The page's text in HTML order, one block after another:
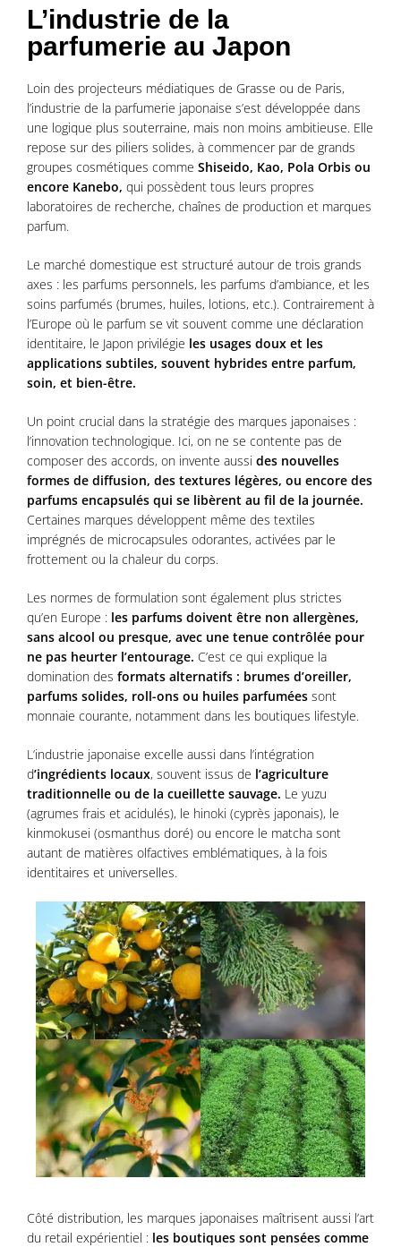
L’industrie de la
parfumerie au Japon
Loin des projecteurs médiatiques de Grasse ou de Paris,
l’industrie de la parfumerie japonaise s’est développée dans
une logique plus souterraine, mais non moins ambitieuse. Elle
repose sur des piliers solides, à commencer par de grands
groupes cosmétiques comme Shiseido, Kao, Pola Orbis ou
encore Kanebo, qui possèdent tous leurs propres
laboratoires de recherche, chaînes de production et marques
parfum.
Le marché domestique est structuré autour de trois grands
axes : les parfums personnels, les parfums d’ambiance, et les
soins parfumés (brumes, huiles, lotions, etc.). Contrairement à
l’Europe où le parfum se vit souvent comme une déclaration
identitaire, le Japon privilégie les usages doux et les
applications subtiles, souvent hybrides entre parfum,
soin, et bien-être.
Un point crucial dans la stratégie des marques japonaises :
l’innovation technologique. Ici, on ne se contente pas de
composer des accords, on invente aussi des nouvelles
formes de diffusion, des textures légères, ou encore des
parfums encapsulés qui se libèrent au fil de la journée.
Certaines marques développent même des textiles
imprégnés de microcapsules odorantes, activées par le
frottement ou la chaleur du corps.
Les normes de formulation sont également plus strictes
qu’en Europe : les parfums doivent être non allergènes,
sans alcool ou presque, avec une tenue contrôlée pour
ne pas heurter l’entourage. C’est ce qui explique la
domination des formats alternatifs : brumes d’oreiller,
parfums solides, roll-ons ou huiles parfumées sont
monnaie courante, notamment dans les boutiques lifestyle.
L’industrie japonaise excelle aussi dans l’intégration
d’ingrédients locaux, souvent issus de l’agriculture
traditionnelle ou de la cueillette sauvage. Le yuzu
(agrumes frais et acidulés), le hinoki (cyprès japonais), le
kinmokusei (osmanthus doré) ou encore le matcha sont
autant de matières olfactives emblématiques, à la fois
identitaires et universelles.
Côté distribution, les marques japonaises maîtrisent aussi l’art
du retail expérientiel : les boutiques sont pensées comme